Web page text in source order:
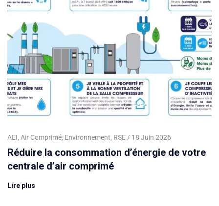
AEI, Air Comprimé, Environnement, RSE 18 Juin 2026
Réduire la consommation d’énergie de votre
centrale d’air comprimé
Lire plus